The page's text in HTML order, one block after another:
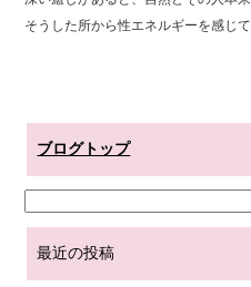
そうした所から性エネルギーを感じ
ブログトップ
最近の投稿